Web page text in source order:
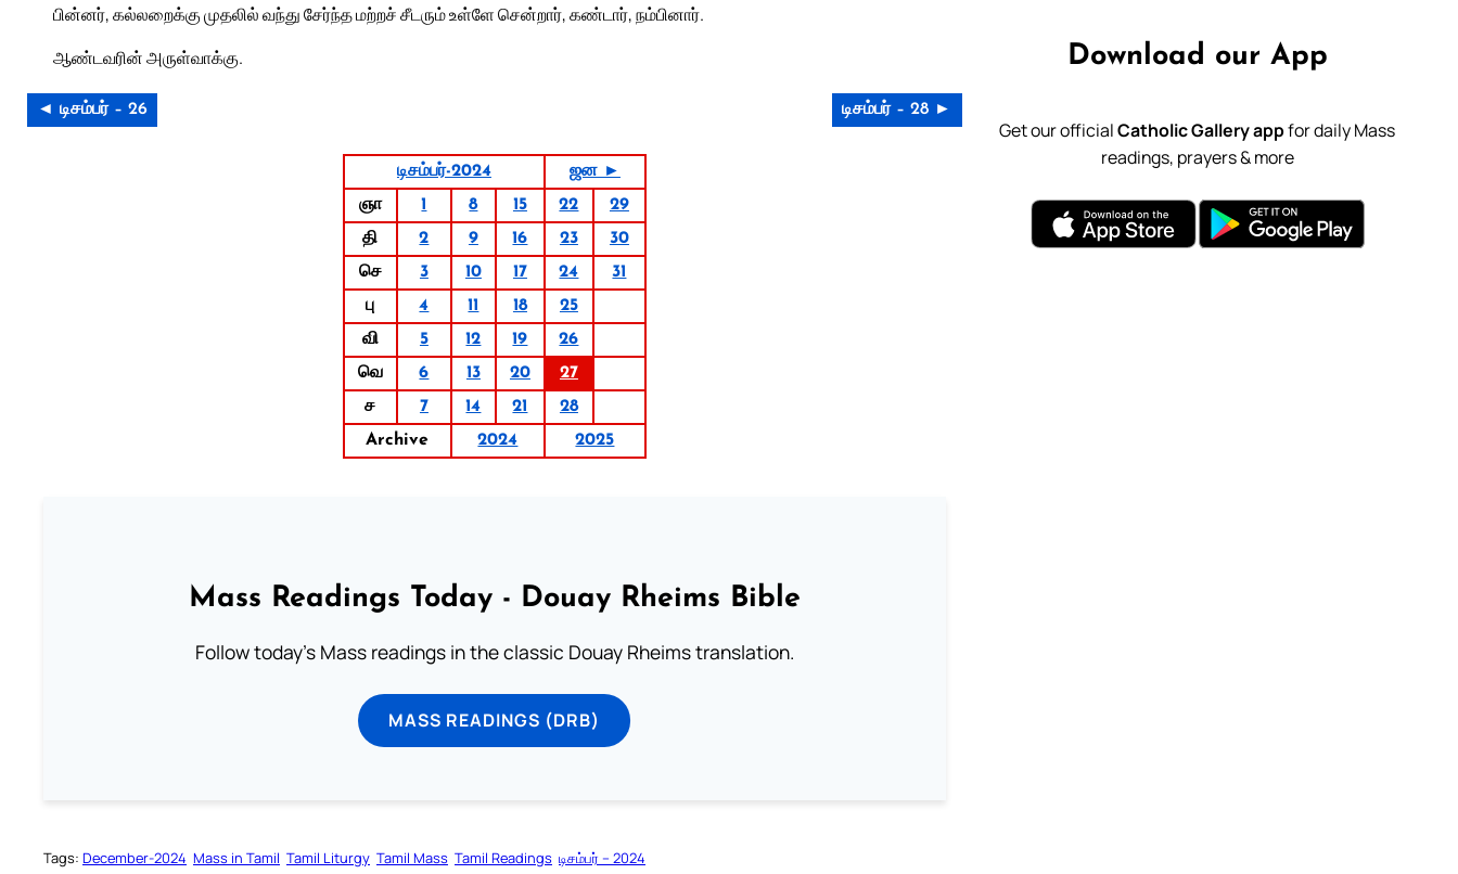
பின்னர், கல்லறைக்கு முதலில் வந்து சேர்ந்த மற்றச் சீடரும் உள்ளே சென்றார், கண்டார், நம்பினார்.
ஆண்டவரின் அருள்வாக்கு.
◄ டிசம்பர் – 26 டிசம்பர் – 28 ►
டிசம்பர்-2024
ஜன ►
ஞா
1 8 15 22
29
தி
2 9 16 23
30
செ
3 10 17 24
31
பு
4 11 18
25
வி
5 12 19
26
வெ
6 13 20
27
ச
7 14 21
28
Archive
2024 2025
Mass Readings Today - Douay Rheims Bible
Follow today's Mass readings in the classic Douay Rheims translation.
MASS READINGS (DRB)
Tags: December-2024 Mass in Tamil Tamil Liturgy Tamil Mass Tamil Readings டிசம்பர் – 2024
Download our App
Get our officialCatholic Gallery appfor daily Mass
readings, prayers & more